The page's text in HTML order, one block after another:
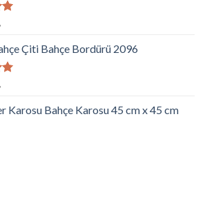
Çiti Bahçe Bordürü 2096
Karosu Bahçe Karosu 45 cm x 45 cm